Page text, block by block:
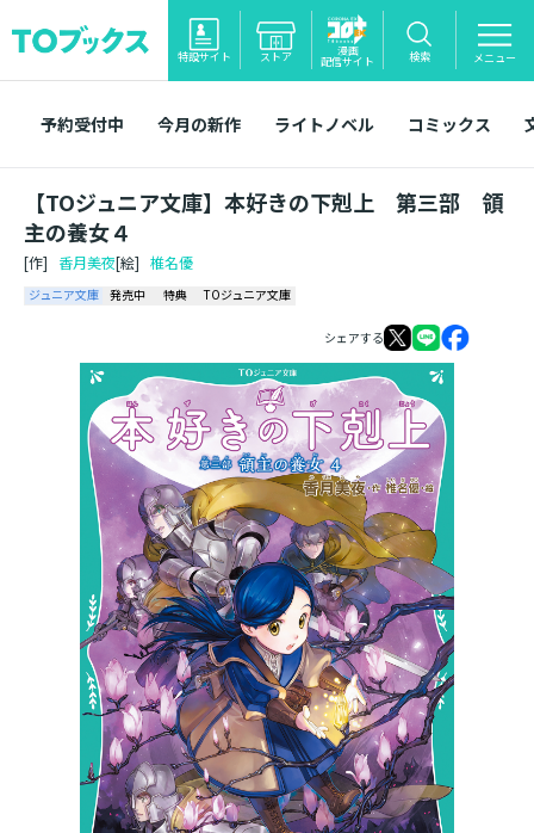
特設サイト ストア 漫画
配信サイト 検索 メニュー
予約受付中 今月の新作 ライトノベル コミックス
【TOジュニア文庫】本好きの下剋上 第三部 領
主の養女４
[作] 香月美夜[絵] 椎名優
ジュニア文庫 発売中 特典 TOジュニア文庫
シェアする